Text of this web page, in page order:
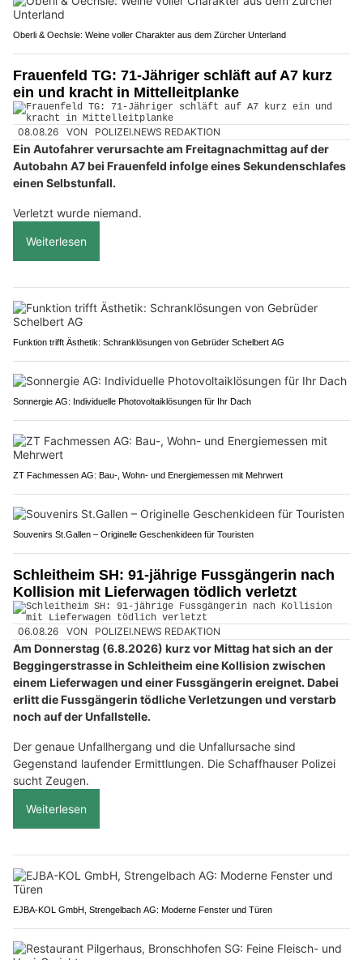
Oberli & Oechsle: Weine voller Charakter aus dem Zürcher Unterland
Frauenfeld TG: 71-Jähriger schläft auf A7 kurz
ein und kracht in Mittelleitplanke
08.08.26 VON POLIZEI.NEWS REDAKTION
Ein Autofahrer verursachte am Freitagnachmittag auf der
Autobahn A7 bei Frauenfeld infolge eines Sekundenschlafes
einen Selbstunfall.
Verletzt wurde niemand.
Weiterlesen
Funktion trifft Ästhetik: Schranklösungen von Gebrüder Schelbert AG
Sonnergie AG: Individuelle Photovoltaiklösungen für Ihr Dach
ZT Fachmessen AG: Bau-, Wohn- und Energiemessen mit Mehrwert
Souvenirs St.Gallen – Originelle Geschenkideen für Touristen
Schleitheim SH: 91-jährige Fussgängerin nach
Kollision mit Lieferwagen tödlich verletzt
06.08.26 VON POLIZEI.NEWS REDAKTION
Am Donnerstag (6.8.2026) kurz vor Mittag hat sich an der
Beggingerstrasse in Schleitheim eine Kollision zwischen
einem Lieferwagen und einer Fussgängerin ereignet. Dabei
erlitt die Fussgängerin tödliche Verletzungen und verstarb
noch auf der Unfallstelle.
Der genaue Unfallhergang und die Unfallursache sind
Gegenstand laufender Ermittlungen. Die Schaffhauser Polizei
sucht Zeugen.
Weiterlesen
EJBA-KOL GmbH, Strengelbach AG: Moderne Fenster und Türen